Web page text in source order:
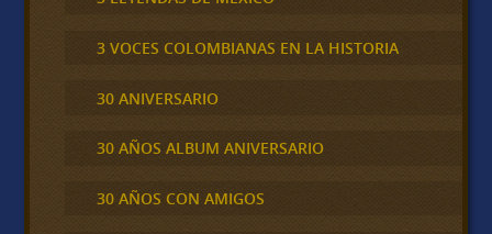
3 VOCES COLOMBIANAS EN LA HISTORIA
30 ANIVERSARIO
30 AÑOS ALBUM ANIVERSARIO
30 AÑOS CON AMIGOS